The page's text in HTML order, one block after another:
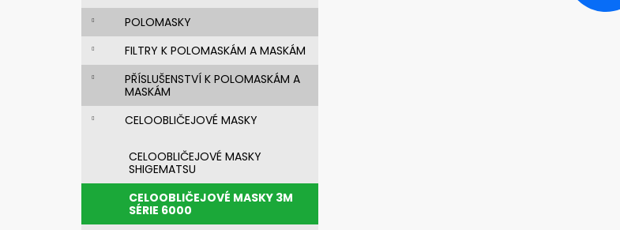
POLOMASKY
FILTRY K POLOMASKÁM A MASKÁM
PŘÍSLUŠENSTVÍ K POLOMASKÁM A
MASKÁM
CELOOBLIČEJOVÉ MASKY
CELOOBLIČEJOVÉ MASKY
SHIGEMATSU
CELOOBLIČEJOVÉ MASKY 3M
SÉRIE 6000
720392.51 UNIMASK - LEHKÝ
UNIVERZÁLNÍ OBLIČEJOVÝ ŠTÍT S
TEXTILNÍM OBLIČEJOVÝM
TĚSNĚNÍM,VÁLCOVÝM ZORNÍKEM A S
PĚTIBODOVÝM UPÍNACÍM SYSTÉMEM
3 521,28 Kč
Původně:4 192 Kč
TR-342 NOVÝ KIT NABÍJEČE PRO BATERII